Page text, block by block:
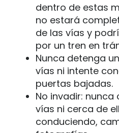
dentro de estas
no estará
de las vías y
por un tren en
Nunca detenga
vías ni intente
puertas bajadas.
No invadir:
vías ni cerca de
conduciendo,